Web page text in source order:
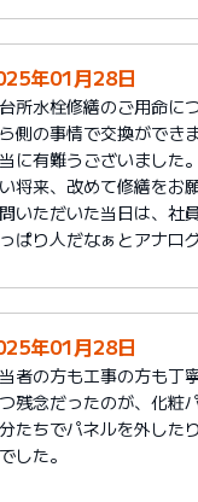
年01月28日
台所水栓修繕のご用命
側の事情で交換ができ
に有難うございました。
将来、改めて修繕をお
いただいた当日は、社
ぱり人だなぁとアナロ
年01月28日
者の方も工事の方も丁
残念だったのが、化粧
たちでパネルを外した
した。